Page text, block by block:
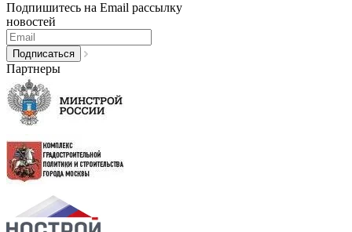
Подпишитесь на Email рассылку
новостей
Партнеры